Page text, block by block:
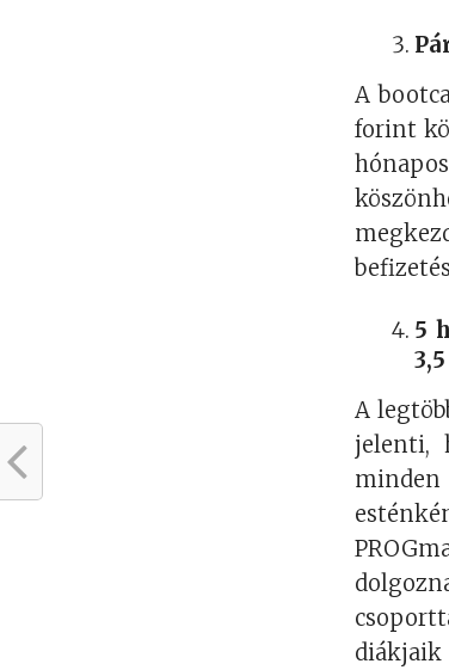
A
forint
5
A
jelenti,